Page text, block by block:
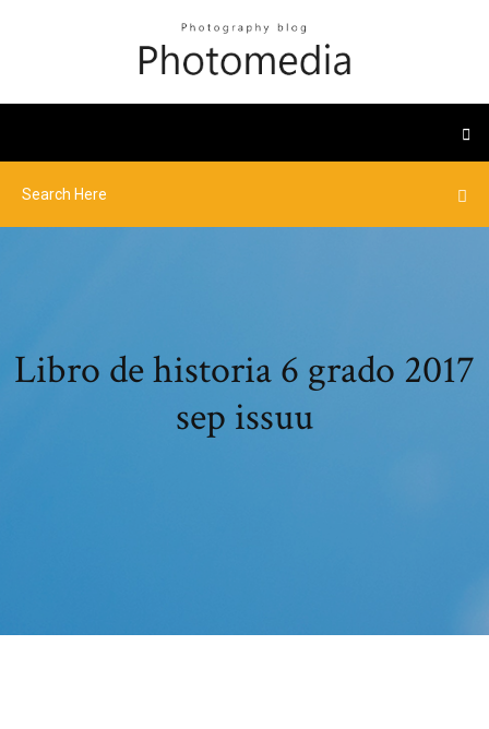
Libro de historia 6 grado 2017
sep issuu